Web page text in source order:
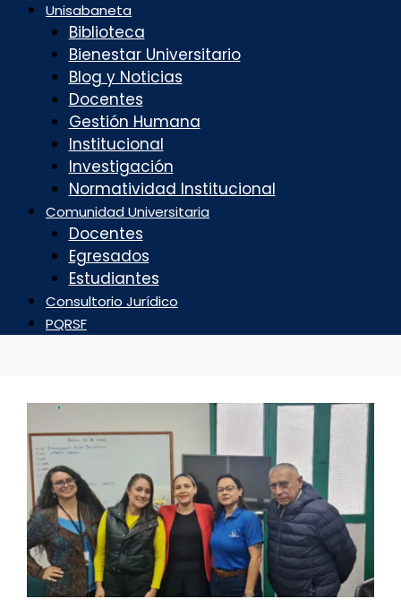
Unisabaneta
Biblioteca
Bienestar Universitario
Blog y Noticias
Docentes
Gestión Humana
Institucional
Investigación
Normatividad Institucional
Comunidad Universitaria
Docentes
Egresados
Estudiantes
Consultorio Jurídico
PQRSF